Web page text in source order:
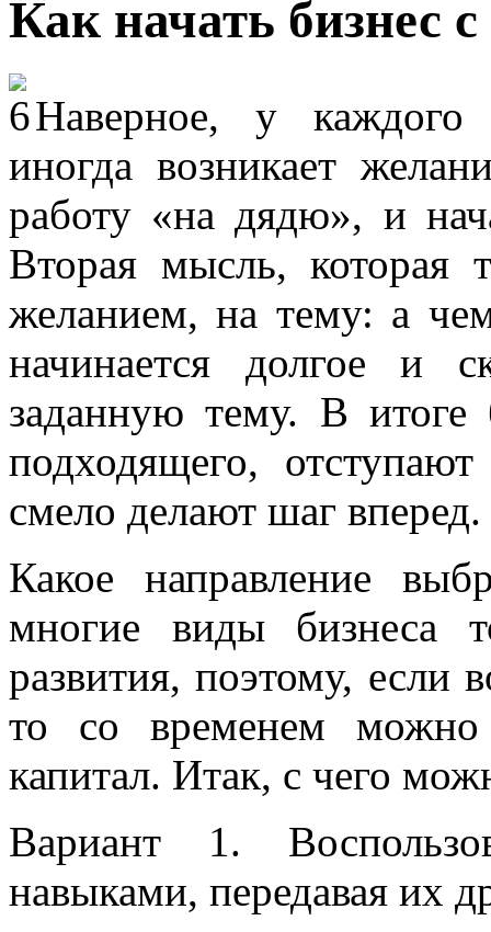
Как начать бизнес
Наверное, у каждого
иногда возникает
работу «на дядю», и
Вторая мысль, которая
желанием, на тему: а
начинается долгое и
заданную тему. В итоге
подходящего,
смело делают шаг вперед.
Какое направление
многие виды бизнеса
развития, поэтому, если
то со временем можно
капитал. Итак, с чего
Вариант 1.
навыками, передавая их